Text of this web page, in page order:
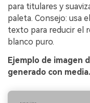
para titulares y
paleta. Consejo: usa
texto para reducir el
blanco puro.
Ejemplo de imagen
generado con